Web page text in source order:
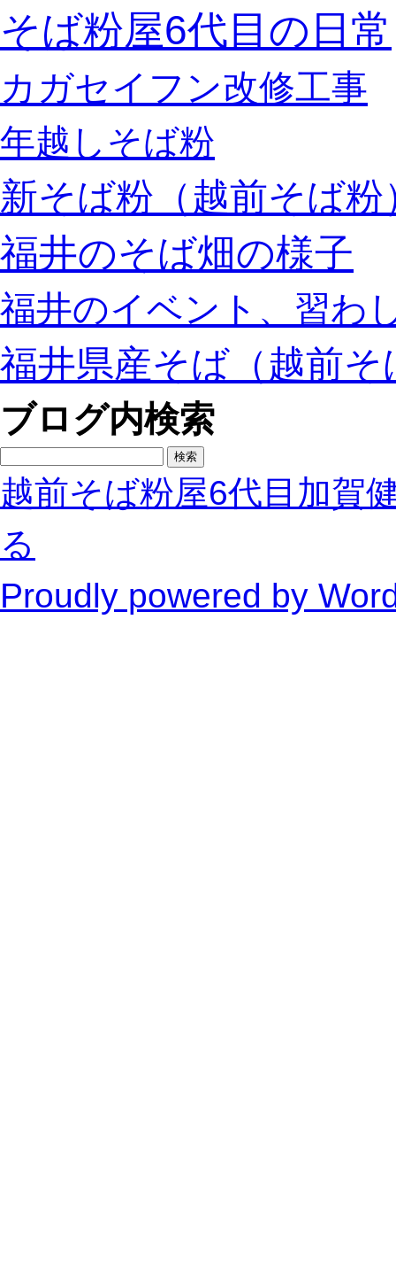
そば粉屋6代目の日常
カガセイフン改修工事
年越しそば粉
新そば粉（越前そば粉
福井のそば畑の様子
福井のイベント、習わ
福井県産そば（越前そ
ブログ内検索
索:
越前そば粉屋6代目加賀
る
Proudly powered by